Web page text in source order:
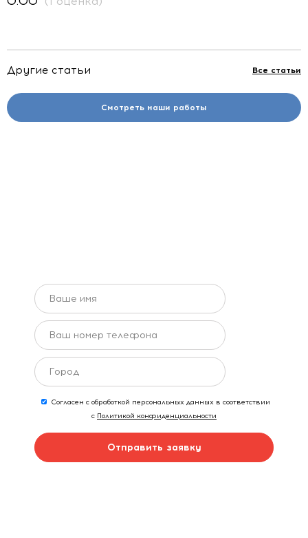
Другие статьи Все статьи
Смотреть наши работы
Согласен с обработкой персональных данных в соответствии
с Политикой конфиденциальности
Отправить заявку